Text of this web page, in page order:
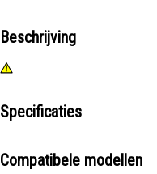
Beschrijving
Specificaties
Compatibele modellen